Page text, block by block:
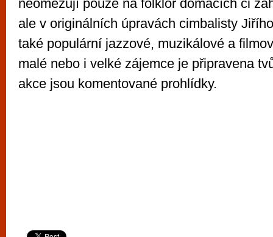
neomezují pouze na folklor domácích či
ale v originálních úpravách cimbalisty
také populární jazzové, muzikálové a
malé nebo i velké zájemce je připravena
akce jsou komentované prohlídky.